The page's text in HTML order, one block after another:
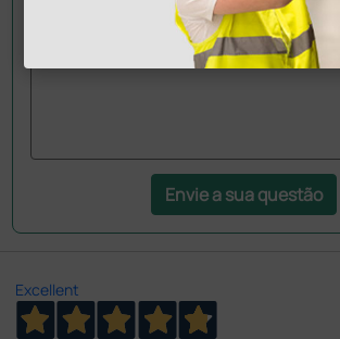
Envie a sua questão
Excellent